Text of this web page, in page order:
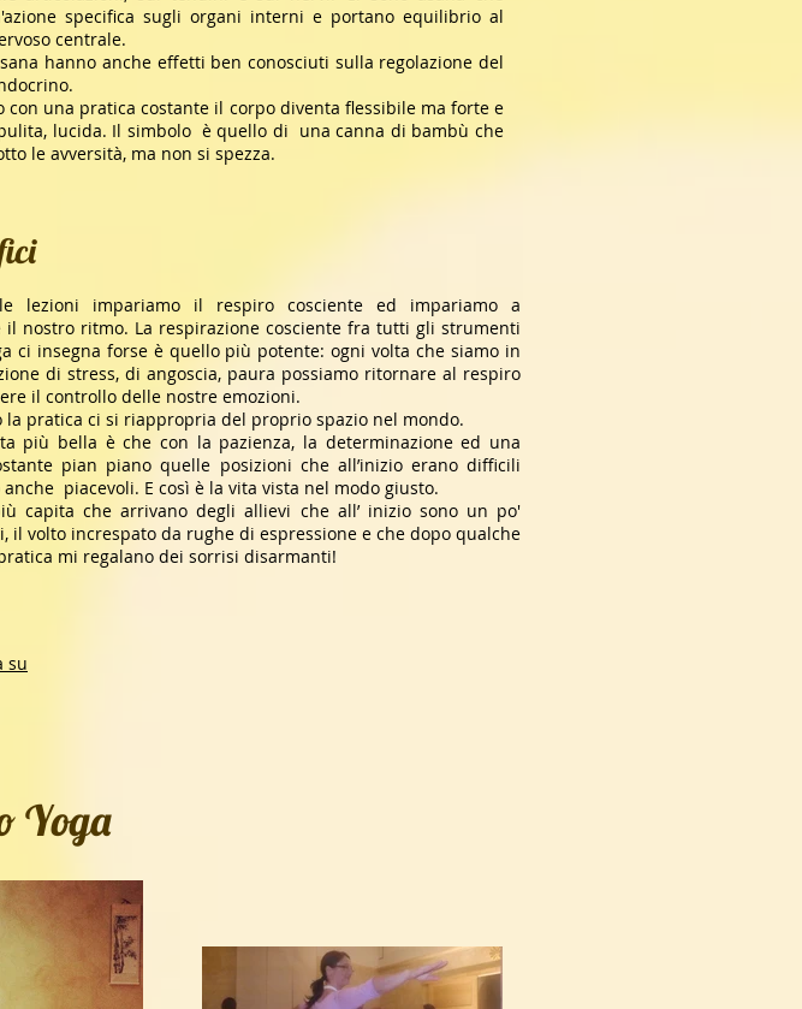
specifica sugli organi interni e portano equilibrio al
centrale.
hanno anche effetti ben conosciuti sulla regolazione del
con una pratica costante il corpo diventa flessibile ma forte e
lucida. Il simbolo è quello di una canna di bambù che
le avversità, ma non si spezza.
lezioni impariamo il respiro cosciente ed impariamo a
il nostro ritmo. La respirazione cosciente fra tutti gli strumenti
ci insegna forse è quello più potente: ogni volta che siamo in
di stress, di angoscia, paura possiamo ritornare al respiro
il controllo delle nostre emozioni.
la pratica ci si riappropria del proprio spazio nel mondo.
più bella è che con la pazienza, la determinazione ed una
pian piano quelle posizioni che all’inizio erano difficili
piacevoli. E così è la vita vista nel modo giusto.
capita che arrivano degli allievi che all’ inizio sono un po'
il volto increspato da rughe di espressione e che dopo qualche
mi regalano dei sorrisi disarmanti!
su
Yoga